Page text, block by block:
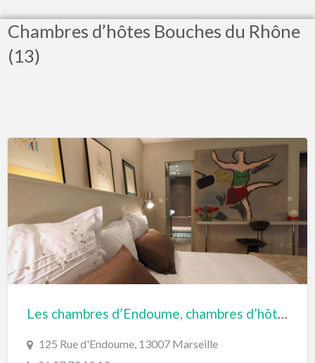
Chambres d’hôtes Bouches du Rhône
(13)
Les chambres d’Endoume, chambres d’hôtes à Marseille
125 Rue d'Endoume, 13007 Marseille